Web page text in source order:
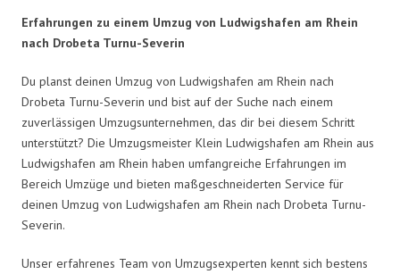
Erfahrungen zu einem Umzug von Ludwigshafen am Rhein
nach Drobeta Turnu-Severin
Du planst deinen Umzug von Ludwigshafen am Rhein nach
Drobeta Turnu-Severin und bist auf der Suche nach einem
zuverlässigen Umzugsunternehmen, das dir bei diesem Schritt
unterstützt? Die Umzugsmeister Klein Ludwigshafen am Rhein aus
Ludwigshafen am Rhein haben umfangreiche Erfahrungen im
Bereich Umzüge und bieten maßgeschneiderten Service für
deinen Umzug von Ludwigshafen am Rhein nach Drobeta Turnu-
Severin.
Unser erfahrenes Team von Umzugsexperten kennt sich bestens